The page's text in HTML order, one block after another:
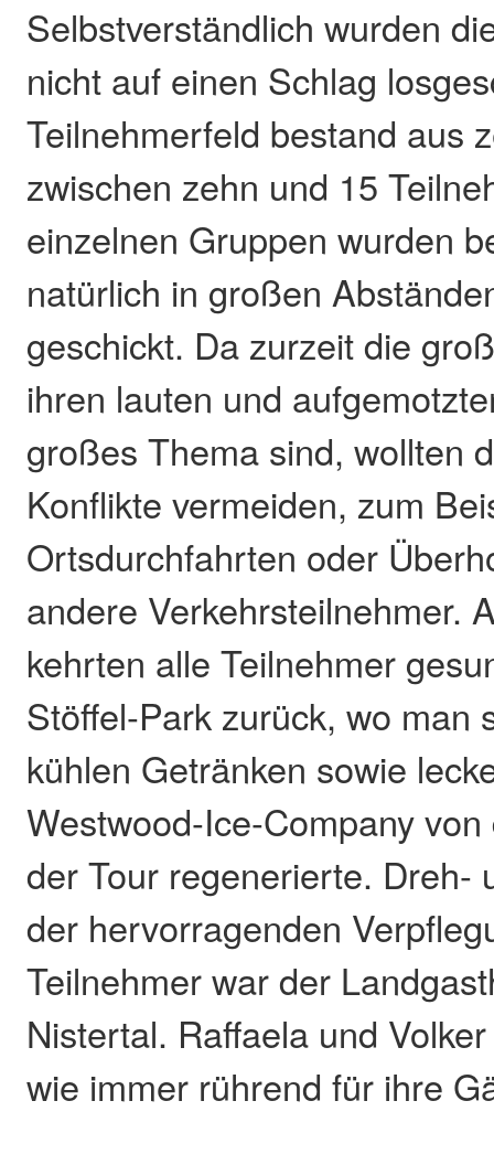
Selbstverständlich wurden
nicht auf einen Schlag
Teilnehmerfeld bestand aus
zwischen zehn und 15
einzelnen Gruppen wurden
natürlich in großen
geschickt. Da zurzeit die
ihren lauten und
großes Thema sind, wollten
Konflikte vermeiden, zum
Ortsdurchfahrten oder
andere Verkehrsteilnehmer.
kehrten alle Teilnehmer
Stöffel-Park zurück, wo man
kühlen Getränken sowie
Westwood-Ice-Company
der Tour regenerierte. Dreh-
der hervorragenden
Teilnehmer war der
Nistertal. Raffaela und
wie immer rührend für ihre